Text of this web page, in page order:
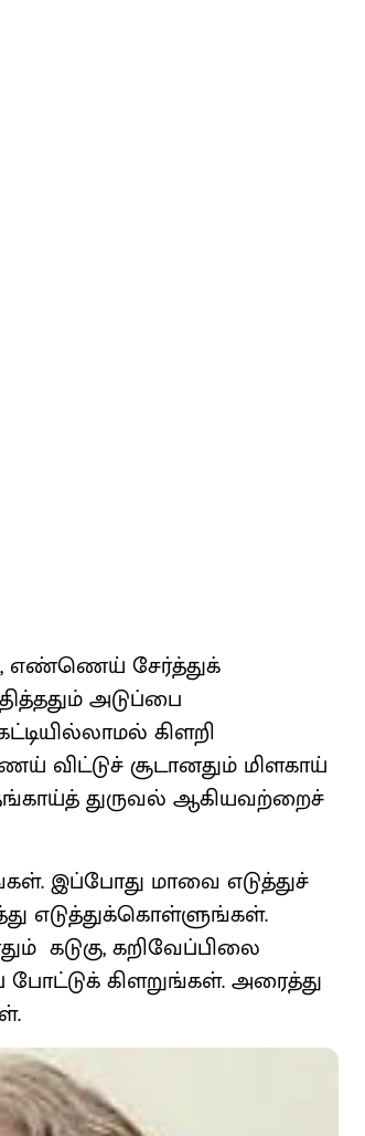
எண்ணெய் சேர்த்துக்
அடுப்பை
கிளறி
விட்டுச் சூடானதும் மிளகாய்
துருவல் ஆகியவற்றைச்
இப்போது மாவை எடுத்துச்
எடுத்துக்கொள்ளுங்கள்.
கடுகு, கறிவேப்பிலை
கிளறுங்கள். அரைத்து